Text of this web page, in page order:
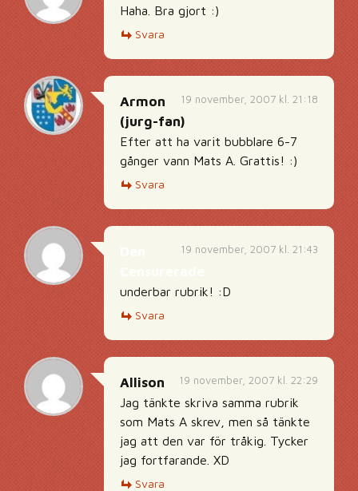
Haha. Bra gjort :)
Svara
19 november, 2007 kl. 21:18
Armon
(jurg-fan)
Efter att ha varit bubblare 6-7
gånger vann Mats A. Grattis! :)
Svara
19 november, 2007 kl. 21:43
underbar rubrik! :D
Svara
19 november, 2007 kl. 22:29
Allison
Jag tänkte skriva samma rubrik
som Mats A skrev, men så tänkte
jag att den var för tråkig. Tycker
jag fortfarande. XD
Svara